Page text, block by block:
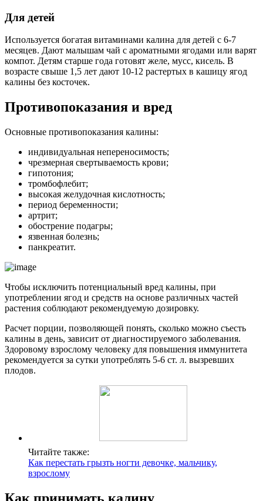
Для детей
Используется богатая витаминами калина для детей с 6-7
месяцев. Дают малышам чай с ароматными ягодами или варят
компот. Детям старше года готовят желе, мусс, кисель. В
возрасте свыше 1,5 лет дают 10-12 растертых в кашицу ягод
калины без косточек.
Противопоказания и вред
Основные противопоказания калины:
индивидуальная непереносимость;
чрезмерная свертываемость крови;
гипотония;
тромбофлебит;
высокая желудочная кислотность;
период беременности;
артрит;
обострение подагры;
язвенная болезнь;
панкреатит.
Чтобы исключить потенциальный вред калины, при
употреблении ягод и средств на основе различных частей
растения соблюдают рекомендуемую дозировку.
Расчет порции, позволяющей понять, сколько можно съесть
калины в день, зависит от диагностируемого заболевания.
Здоровому взрослому человеку для повышения иммунитета
рекомендуется за сутки употреблять 5-6 ст. л. вызревших
плодов.
Читайте также:
Как перестать грызть ногти девочке, мальчику,
взрослому